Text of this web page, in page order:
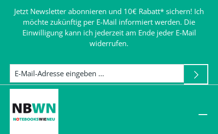
Jetzt Newsletter abonnieren und 10€ Rabatt* sichern! Ich
möchte zukünftig per E-Mail informiert werden. Die
Einwilligung kann ich jederzeit am Ende jeder E-Mail
widerrufen.